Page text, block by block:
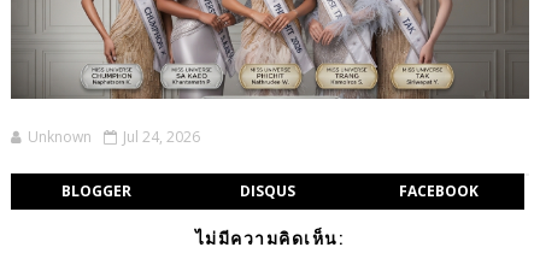
Unknown Jul 24, 2026
BLOGGER DISQUS FACEBOOK
ไม่มีความคิดเห็น: